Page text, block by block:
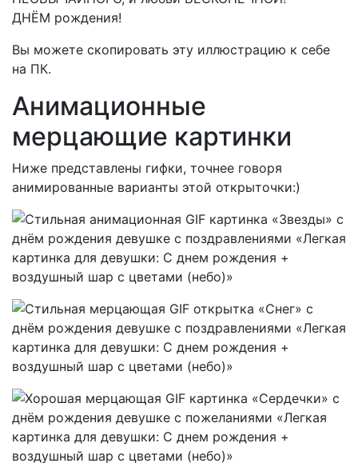
ДНЁМ рождения!
Вы можете скопировать эту иллюстрацию к себе
на ПК.
Анимационные
мерцающие картинки
Ниже представлены гифки, точнее говоря
анимированные варианты этой открыточки:)